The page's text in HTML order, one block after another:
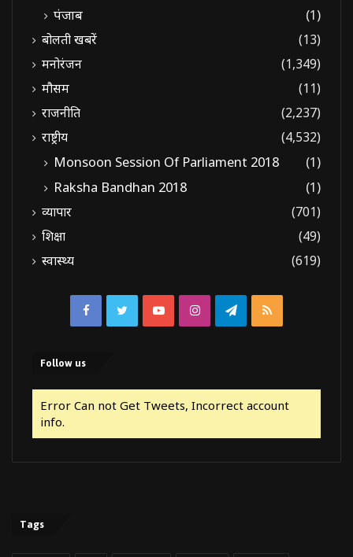
पंजाब
(1)
बोलती खबरें
(13)
मनोरंजन
(1,349)
मौसम
(11)
राजनीति
(2,237)
राष्ट्रीय
(4,532)
Monsoon Session Of Parliament 2018
(1)
Raksha Bandhan 2018
(1)
व्यापार
(701)
शिक्षा
(49)
स्वास्थ्य
(619)
FacebookTwitterYouTubeInstagramTelegram
RSS
Follow us
Error Can not Get Tweets, Incorrect account
info.
Tags